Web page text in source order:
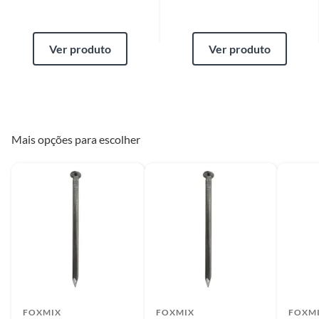
. Substituição do produto por outro da mesma espécie, em perfeitas
condições de uso;
. A restituição imediata da quantia paga, monetariamente atualizada;
O atendente deverá verificar se há algum tipo de obrigação de envio do
produto para análise pela assistência técnica indicada pelo fornecedor ou
oferecida pela Construdecor. Em caso positivo, a Construdecor deverá
Para a troca de produtos já instalados (ex.: pisos, porcelanatos,
revestimentos, pastilhas, louças, esquadrias, móveis e afins) o cliente
Ver produto Ver produto
Mais opções para escolher
FOXMIX FOXMIX